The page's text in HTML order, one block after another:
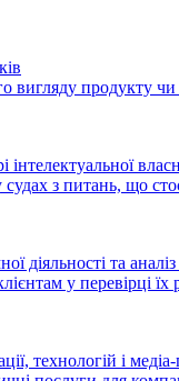
вигляду продукту
з питань, що
діяльності та
у перевірці
технологій і